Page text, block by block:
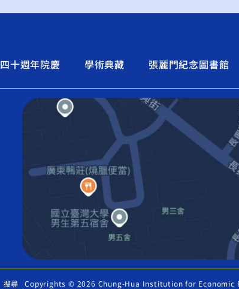
四十週年院慶 學術典藏 張麗門紀念圖書館
搜尋 Copyrights © 2026 Chung-Hua Institution for Economic